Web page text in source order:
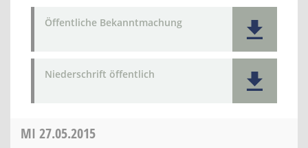
Öffentliche Bekanntmachung
Niederschrift öffentlich
MI 27.05.2015